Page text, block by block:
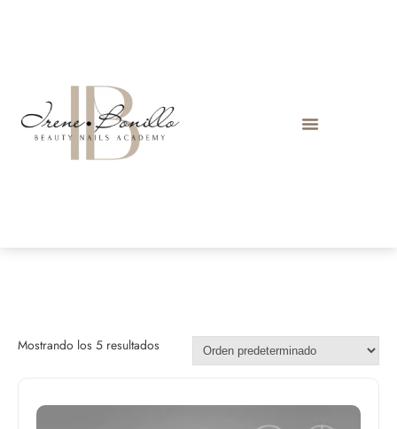
Mostrando los 5 resultados